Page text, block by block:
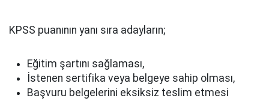
KPSS puanının yanı sıra adayların;
Eğitim şartını sağlaması,
İstenen sertifika veya belgeye sahip olması,
Başvuru belgelerini eksiksiz teslim etmesi